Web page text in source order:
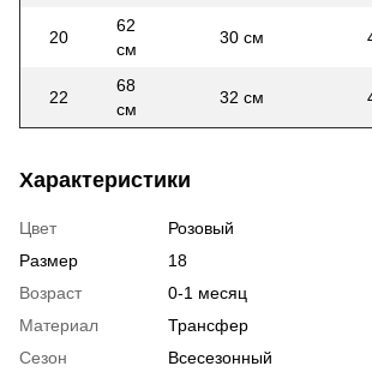
20
62
см
30 см
22
68
см
32 см
Характеристики
Цвет
Розовый
Размер
18
Возраст
0-1 месяц
Материал
Трансфер
Сезон
Всесезонный